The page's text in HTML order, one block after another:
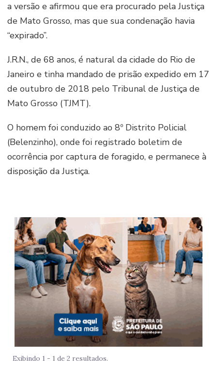
a versão e afirmou que era procurado pela Justiça
de Mato Grosso, mas que sua condenação havia
“expirado”.
J.R.N., de 68 anos, é natural da cidade do Rio de
Janeiro e tinha mandado de prisão expedido em 17
de outubro de 2018 pelo Tribunal de Justiça de
Mato Grosso (TJMT).
O homem foi conduzido ao 8º Distrito Policial
(Belenzinho), onde foi registrado boletim de
ocorrência por captura de foragido, e permanece à
disposição da Justiça.
Exibindo 1 - 1 de 2 resultados.